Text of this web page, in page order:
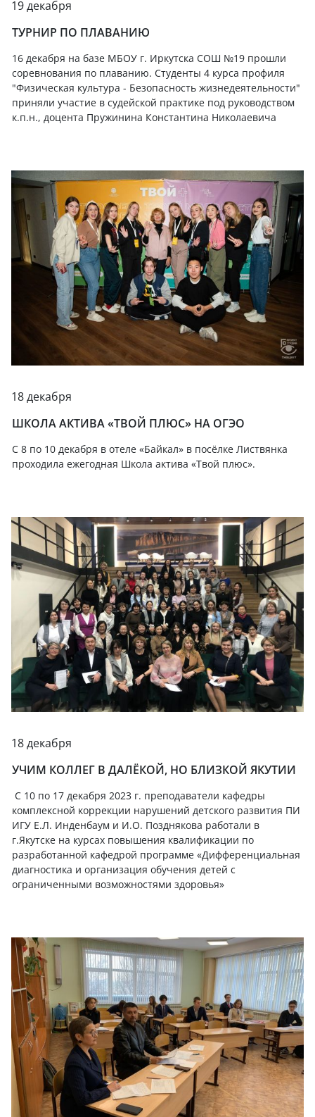
19 декабря
ТУРНИР ПО ПЛАВАНИЮ
16 декабря на базе МБОУ г. Иркутска СОШ №19 прошли
соревнования по плаванию. Студенты 4 курса профиля
"Физическая культура - Безопасность жизнедеятельности"
приняли участие в судейской практике под руководством
к.п.н., доцента Пружинина Константина Николаевича
18 декабря
ШКОЛА АКТИВА «ТВОЙ ПЛЮС» НА ОГЭО
С 8 по 10 декабря в отеле «Байкал» в посёлке Листвянка
проходила ежегодная Школа актива «Твой плюс».
18 декабря
УЧИМ КОЛЛЕГ В ДАЛЁКОЙ, НО БЛИЗКОЙ ЯКУТИИ
С 10 по 17 декабря 2023 г. преподаватели кафедры
комплексной коррекции нарушений детского развития ПИ
ИГУ Е.Л. Инденбаум и И.О. Позднякова работали в
г.Якутске на курсах повышения квалификации по
разработанной кафедрой программе «Дифференциальная
диагностика и организация обучения детей с
ограниченными возможностями здоровья»